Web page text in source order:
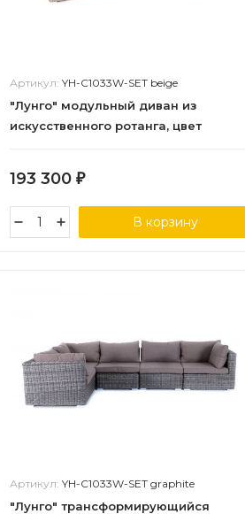
Артикул: YH-C1033W-SET beige
"Лунго" модульный диван из
искусственного ротанга, цвет
193 300 ₽
В корзину
Артикул: YH-C1033W-SET graphite
"Лунго" трансформирующийся